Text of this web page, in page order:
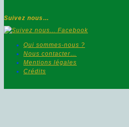
Suivez nous…
Qui sommes-nous ?
Nous contacter…
Mentions légales
Crédits